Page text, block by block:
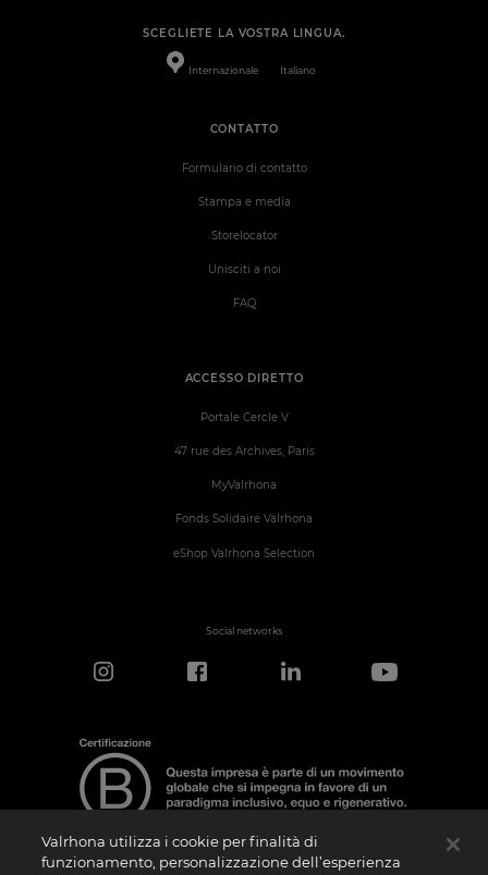
SCEGLIETE LA VOSTRA LINGUA.
Internazionale Italiano
ACCESSO DIRETTO
Portale Cercle V
47 rue des Archives, Paris
MyValrhona
Fonds Solidaire Valrhona
eShop Valrhona Selection
CONTATTO
Formulario di contatto
Stampa e media
Storelocator
Unisciti a noi
FAQ
Social networks
Valrhona utilizza i cookie per finalità di
funzionamento, personalizzazione dell’esperienza